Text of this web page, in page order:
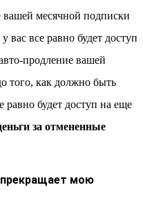
вашей месячной подписки
вас все равно будет доступ
продление вашей
того, как должно быть
равно будет доступ на еще
за отмененные
прекращает мою